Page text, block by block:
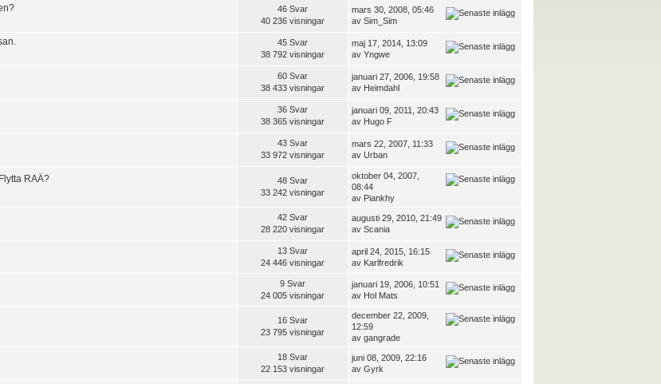
46 Svar
40 236 visningar
mars 30, 2008, 05:46
av Sim_Sim
45 Svar
38 792 visningar
maj 17, 2014, 13:09
av Yngwe
60 Svar
38 433 visningar
januari 27, 2006, 19:58
av Heimdahl
36 Svar
38 365 visningar
januari 09, 2011, 20:43
av Hugo F
43 Svar
33 972 visningar
mars 22, 2007, 11:33
av Urban
RAÄ?
48 Svar
33 242 visningar
oktober 04, 2007,
08:44
av Piankhy
42 Svar
28 220 visningar
augusti 29, 2010, 21:49
av Scania
13 Svar
24 446 visningar
april 24, 2015, 16:15
av Karlfredrik
9 Svar
24 005 visningar
januari 19, 2006, 10:51
av Hol Mats
16 Svar
23 795 visningar
december 22, 2009,
12:59
av gangrade
18 Svar
22 153 visningar
juni 08, 2009, 22:16
av Gyrk